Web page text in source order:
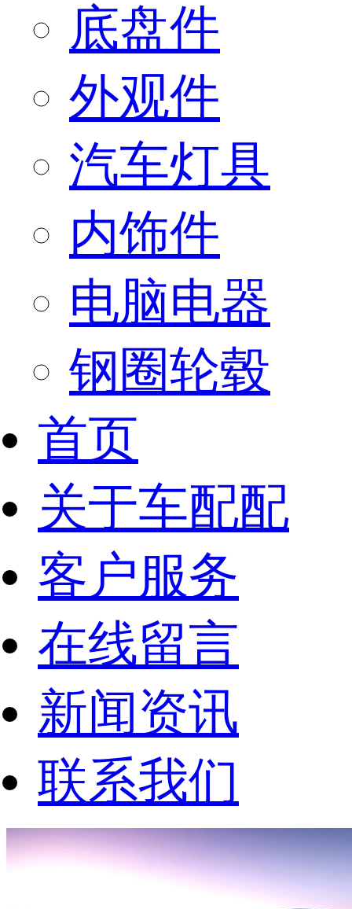
底盘件
外观件
汽车灯具
内饰件
电脑电器
钢圈轮毂
首页
关于车配配
客户服务
在线留言
新闻资讯
联系我们